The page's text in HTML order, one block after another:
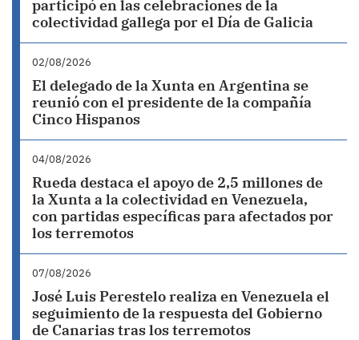
participó en las celebraciones de la
colectividad gallega por el Día de Galicia
02/08/2026
El delegado de la Xunta en Argentina se
reunió con el presidente de la compañía
Cinco Hispanos
04/08/2026
Rueda destaca el apoyo de 2,5 millones de
la Xunta a la colectividad en Venezuela,
con partidas específicas para afectados por
los terremotos
07/08/2026
José Luis Perestelo realiza en Venezuela el
seguimiento de la respuesta del Gobierno
de Canarias tras los terremotos